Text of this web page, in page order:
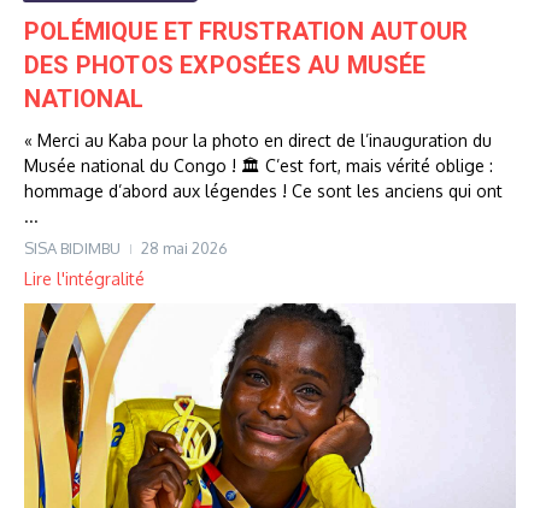
POLÉMIQUE ET FRUSTRATION AUTOUR
DES PHOTOS EXPOSÉES AU MUSÉE
NATIONAL
« Merci au Kaba pour la photo en direct de l’inauguration du
Musée national du Congo ! 🏛️ C’est fort, mais vérité oblige :
hommage d’abord aux légendes ! Ce sont les anciens qui ont
...
SISA BIDIMBU 28 mai 2026
Lire l'intégralité